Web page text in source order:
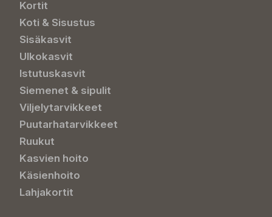
Kortit
Koti & Sisustus
Sisäkasvit
Ulkokasvit
Istutuskasvit
Siemenet & sipulit
Viljelytarvikkeet
Puutarhatarvikkeet
Ruukut
Kasvien hoito
Käsienhoito
Lahjakortit